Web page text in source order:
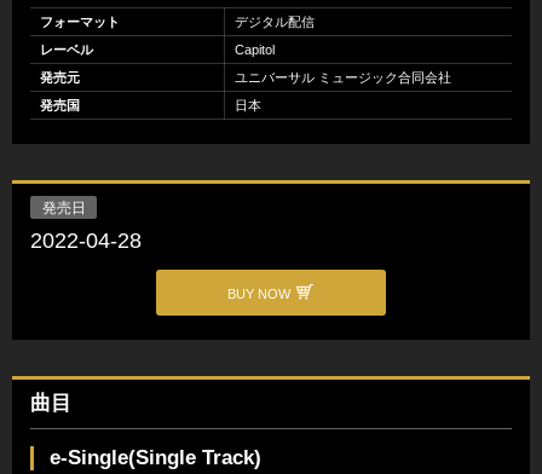
フォーマット
デジタル配信
レーベル
Capitol
発売元
ユニバーサル ミュージック合同会社
発売国
日本
発売日
2022-04-28
BUY NOW
曲目
e-Single(Single Track)